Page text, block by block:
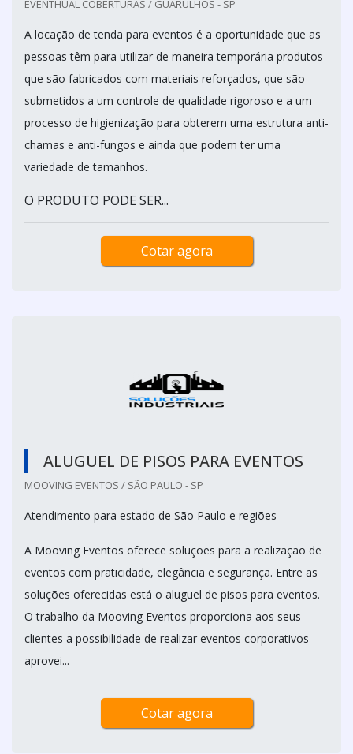
EVENTHUAL COBERTURAS / GUARULHOS - SP
A locação de tenda para eventos é a oportunidade que as
pessoas têm para utilizar de maneira temporária produtos
que são fabricados com materiais reforçados, que são
submetidos a um controle de qualidade rigoroso e a um
processo de higienização para obterem uma estrutura anti-
chamas e anti-fungos e ainda que podem ter uma
variedade de tamanhos.
O PRODUTO PODE SER...
Cotar agora
ALUGUEL DE PISOS PARA EVENTOS
MOOVING EVENTOS / SÃO PAULO - SP
Atendimento para estado de São Paulo e regiões
A Mooving Eventos oferece soluções para a realização de
eventos com praticidade, elegância e segurança. Entre as
soluções oferecidas está o aluguel de pisos para eventos.
O trabalho da Mooving Eventos proporciona aos seus
clientes a possibilidade de realizar eventos corporativos
aprovei...
Cotar agora